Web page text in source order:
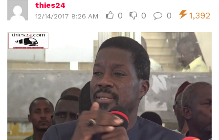
thies24
12/14/2017 8:26 AM 0 0 0 1,392